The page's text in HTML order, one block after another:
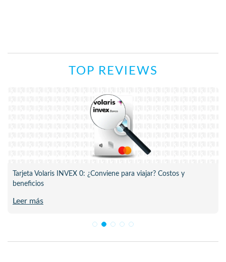
TOP REVIEWS
Tarjeta Volaris INVEX 0: ¿Conviene para viajar? Costos y
beneficios
Leer más